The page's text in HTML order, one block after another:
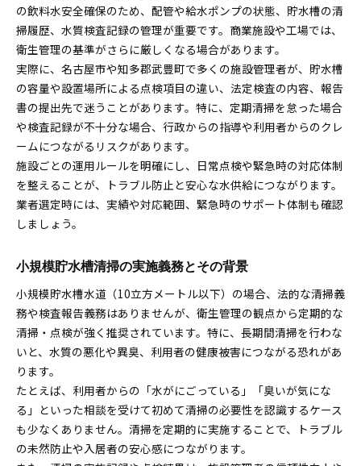
の飲料水安全確保のため、配管や給水ポンプの状態、貯水槽の清
掃履歴、水質検査記録の管理が重要です。商業施設や工場では、
衛生管理の基準がさらに厳しくなる場合があります。
実際に、名古屋市や知多郡武豊町で多くの施設管理者が、貯水槽
の容量や設置場所による点検項目の違い、法定検査の内容、報告
書の提出先で迷うことがあります。特に、定期清掃を怠った場合
や検査記録が不十分な場合、行政からの指導や利用者からのクレ
ームにつながるリスクがあります。
施設ごとの運用ルールを明確にし、日常点検や緊急時の対応体制
を整えることが、トラブル防止と安心な水供給につながります。
業者選定時には、実績や対応範囲、緊急時のサポート体制も確認
しましょう。
小規模貯水槽清掃の実施義務とその背景
小規模貯水槽水道（10立方メートル以下）の場合、法的な清掃義
務や検査報告義務はありませんが、衛生管理の観点から定期的な
清掃・点検が強く推奨されています。特に、長期間清掃を行わな
いと、水質の悪化や異臭、利用者の健康被害につながる恐れがあ
ります。
たとえば、利用者からの「水がにごっている」「臭いが気にな
る」といった相談を受けて初めて清掃の必要性を認識するケース
も少なくありません。清掃を定期的に実施することで、トラブル
の未然防止や入居者の安心感につながります。